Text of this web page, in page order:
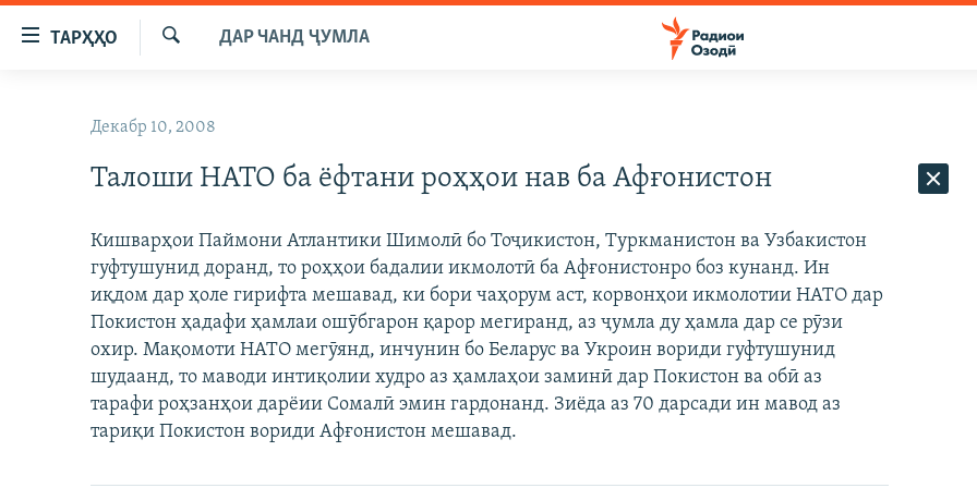
Пайвандҳои
дастрасӣ
ТАРҲҲО
ИҚТИСОД
ҚАЗИЯИ "КРОКУС"
ОСИЁИ МАРКАЗӢ
МЕҲМОНИ ОЗОДӢ
ГАПИ ОЗОД
РӮЗГОРИ МУҲОҶИР
ТАҲҚИҚОТ
ҶАНГ ДАР УКРАИНА
НАЗАРИ МАРДУМ
БЛОГИСТОН
ОЗОДӢ ОНЛАЙН
ЧАНДРАСОНАӢ
РӮЙХАТҲО
ДАР ЧАНД ҶУМЛА
Декабр 10, 2008
Талоши НАТО ба ёфтани роҳҳои нав ба Афғонистон
Кишварҳои Паймони Атлантики Шимолӣ бо Тоҷикистон, Туркманистон ва Узбакистон
гуфтушунид доранд, то роҳҳои бадалии икмолотӣ ба Афғонистонро боз кунанд. Ин
иқдом дар ҳоле гирифта мешавад, ки бори чаҳорум аст, корвонҳои икмолотии НАТО дар
Покистон ҳадафи ҳамлаи ошӯбгарон қарор мегиранд, аз ҷумла ду ҳамла дар се рӯзи
охир. Мақомоти НАТО мегӯянд, инчунин бо Беларус ва Укроин вориди гуфтушунид
шудаанд, то маводи интиқолии худро аз ҳамлаҳои заминӣ дар Покистон ва обӣ аз
тарафи роҳзанҳои дарёии Сомалӣ эмин гардонанд. Зиёда аз 70 дарсади ин мавод аз
тариқи Покистон вориди Афғонистон мешавад.